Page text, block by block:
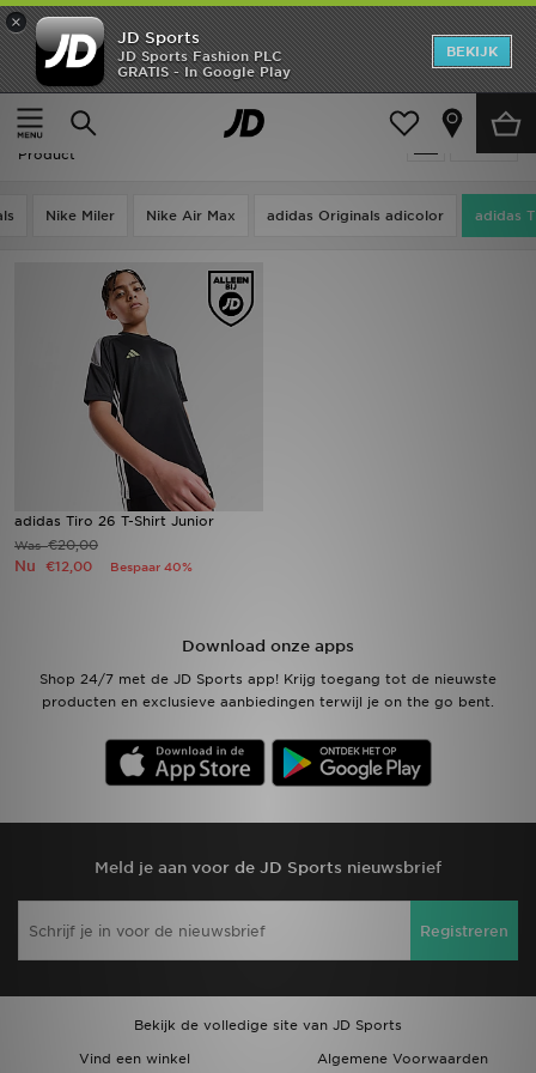
×
JD Sports
JD Sports Fashion PLC
GRATIS - In Google Play
BEKIJK
Thuis
Kids
Sale | Kids - T-Shirts - Adidas Tiro
Product
Nike Miler Nike Air Max adidas Originals adicolor adidas
adidas Tiro 26 T-Shirt Junior
Was€20,00
Nu €12,00 Bespaar 40%
Download onze apps
Shop 24/7 met de JD Sports app! Krijg toegang tot de nieuwste
producten en exclusieve aanbiedingen terwijl je on the go bent.
Meld je aan voor de JD Sports nieuwsbrief
Registreren
Bekijk de volledige site van JD Sports
Vind een winkel
Algemene Voorwaarden
New In
Heren
Dames
Bestelling Traceren
Mijn JD
Klantenservice